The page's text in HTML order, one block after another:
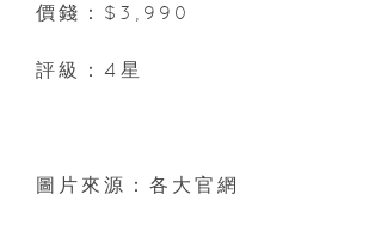
價錢：$3,990
評級：4星
圖片來源：各大官網